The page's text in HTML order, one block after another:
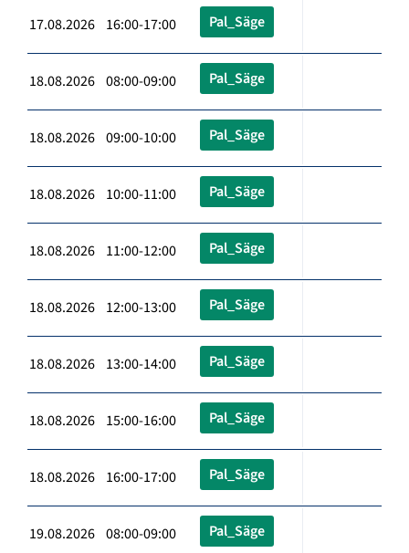
17.08.2026 16:00-17:00 Pal_Säge
18.08.2026 08:00-09:00 Pal_Säge
18.08.2026 09:00-10:00 Pal_Säge
18.08.2026 10:00-11:00 Pal_Säge
18.08.2026 11:00-12:00 Pal_Säge
18.08.2026 12:00-13:00 Pal_Säge
18.08.2026 13:00-14:00 Pal_Säge
18.08.2026 15:00-16:00 Pal_Säge
18.08.2026 16:00-17:00 Pal_Säge
19.08.2026 08:00-09:00 Pal_Säge